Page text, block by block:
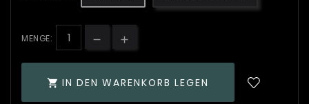
MENGE:
 IN DEN WARENKORB LEGEN